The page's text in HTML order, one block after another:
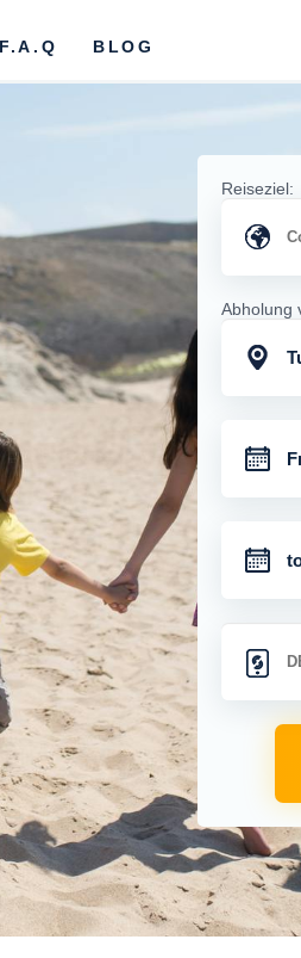
F.A.Q BLOG
Reiseziel:
Abholung